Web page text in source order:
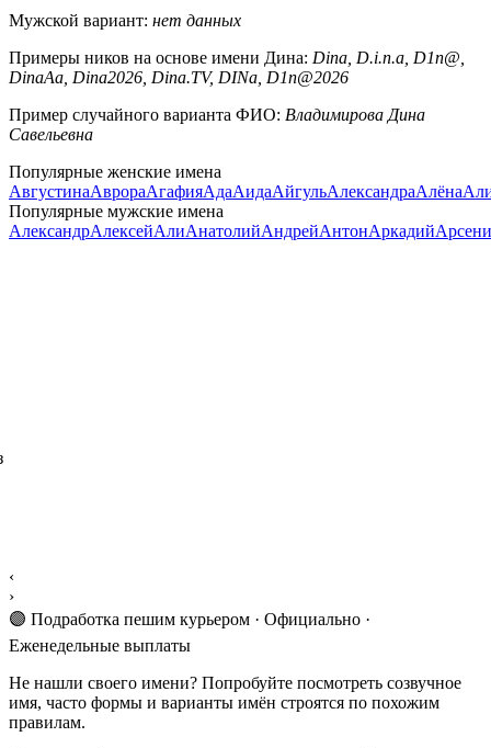
Мужской вариант: нет данных
Примеры ников на основе имени Дина: Dina, D.i.n.a, D1n@,
DinaAa, Dina2026, Dina.TV, DINa, D1n@2026
Пример случайного варианта ФИО: Владимирова Дина
Савельевна
Популярные женские имена
АвгустинаАврораАгафияАдаАидаАйгульАлександраАлёна
Популярные мужские имена
АлександрАлексейАлиАнатолийАндрейАнтонАркадий
‹
›
🟣 Подработка пешим курьером · Официально ·
Еженедельные выплаты
Не нашли своего имени? Попробуйте посмотреть созвучное
имя, часто формы и варианты имён строятся по похожим
правилам.